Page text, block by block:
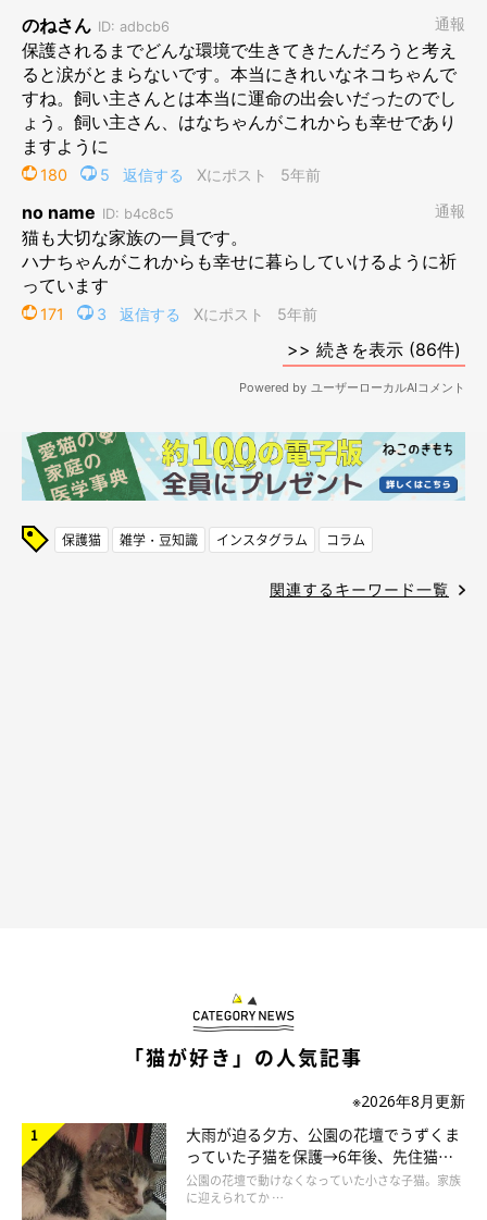
保護猫 雑学・豆知識 インスタグラム コラム
関連するキーワード一覧
「猫が好き」の人気記事
※2026年8月更新
大雨が迫る夕方、公園の花壇でうずくま
っていた子猫を保護→6年後、先住猫
と“姉妹”のような関係に
公園の花壇で動けなくなっていた小さな子猫。家族
に迎えられてか …